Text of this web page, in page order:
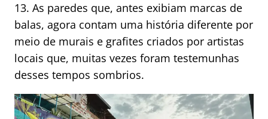
13. As paredes que, antes exibiam marcas de
balas, agora contam uma história diferente por
meio de murais e grafites criados por artistas
locais que, muitas vezes foram testemunhas
desses tempos sombrios.